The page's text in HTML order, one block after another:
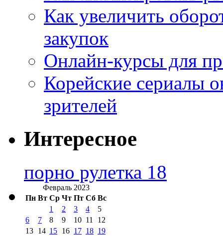
Как увеличить
закупок
Онлайн-курсы для
Корейские сериалы
зрителей
Интересное
порно рулетка 18
Февраль 2023
Пн Вт Ср Чт Пт Сб Вс
1 2 3 4
5
6
7 8 9 10 11
12
13 14 15 16 17 18 19